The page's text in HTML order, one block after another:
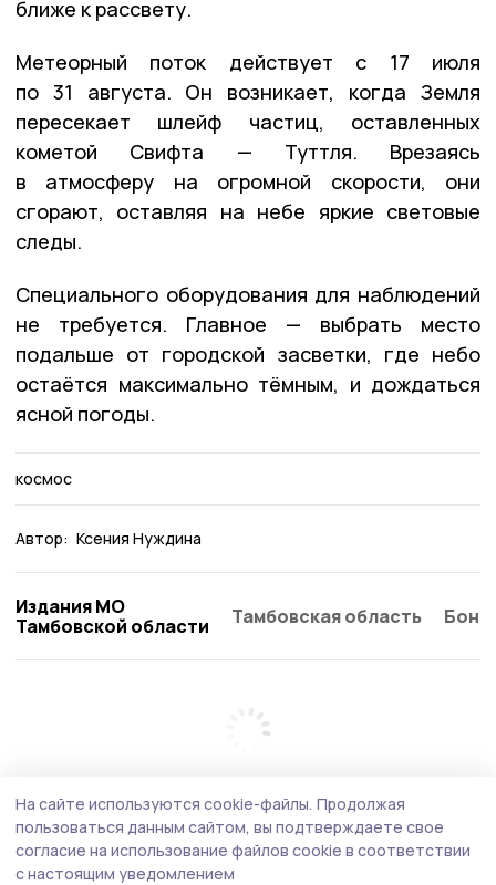
ближе к рассвету.
Метеорный поток действует с 17 июля
по 31 августа. Он возникает, когда Земля
пересекает шлейф частиц, оставленных
кометой Свифта — Туттля. Врезаясь
в атмосферу на огромной скорости, они
сгорают, оставляя на небе яркие световые
следы.
Специального оборудования для наблюдений
не требуется. Главное — выбрать место
подальше от городской засветки, где небо
остаётся максимально тёмным, и дождаться
ясной погоды.
космос
Автор: Ксения Нуждина
Издания МО
Тамбовской области
Тамбовская область
На сайте используются cookie-файлы. Продолжая
пользоваться данным сайтом, вы подтверждаете свое
согласие на использование файлов cookie в соответствии
с настоящим уведомлением